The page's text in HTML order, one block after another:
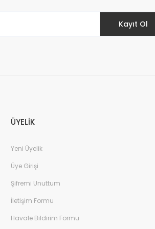
Kayıt Ol
ÜYELİK
Yeni Üyelik
Üye Girişi
Şifremi Unuttum
İletişim Formu
Havale Bildirim Formu